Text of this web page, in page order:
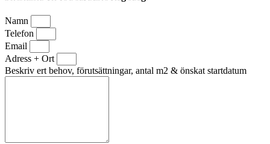
Namn
Telefon
Email
Adress + Ort
Beskriv ert behov, förutsättningar, antal m2 & önskat startdatum